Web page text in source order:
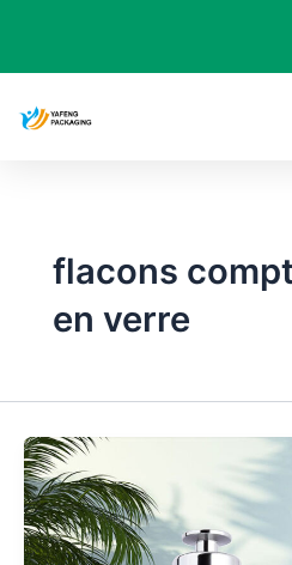
contenu
flacons
en verre